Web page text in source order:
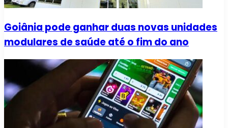
Goiânia pode ganhar duas novas unidades
modulares de saúde até o fim do ano